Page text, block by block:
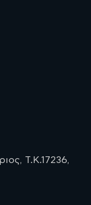
Τ.Κ.17236,